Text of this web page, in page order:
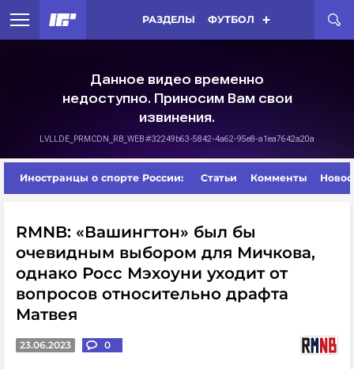
РАЗДЕЛЫ ФУТБОЛ
Иностранцы о спорте России: Статьи Комменты
RMNB: «Вашингтон» был бы
очевидным выбором для Мичкова,
однако Росс Мэхоуни уходит от
вопросов относительно драфта
Матвея
23.06.2023 0